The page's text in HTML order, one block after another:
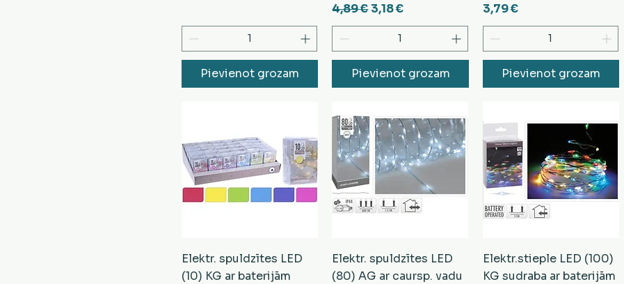
Pievienot grozam
Parastā cena
4,89 € Izpārdošanas cena
3,18 €
Pievienot grozam
Cena
3,79 €
Pievienot grozam
Elektr. spuldzītes LED
(10) KG ar baterijām
Elektr. spuldzītes LED
(80) AG ar caursp. vadu
Elektr.stieple LED (100)
KG sudraba ar baterijām